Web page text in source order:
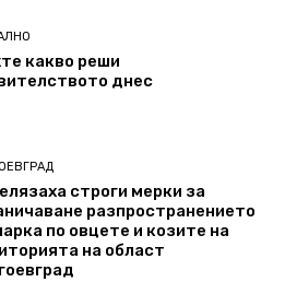
какво реши
днес
строги мерки за
разпространението
по овцете и козите на
на област